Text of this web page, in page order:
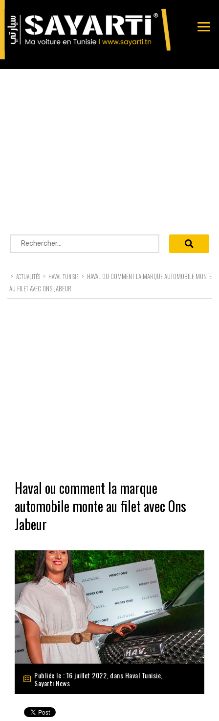
Rechercher :
> ACTUALITÉS > HAVAL TUNISIE > HAVAL OU COMMENT LA MARQUE AUTOMOBILE MONTE
AU FILET AVEC ONS JABEUR
Haval ou comment la marque
automobile monte au filet avec Ons
Jabeur
Publiée le : 16 juillet 2022, dans Haval Tunisie
Sayarti News